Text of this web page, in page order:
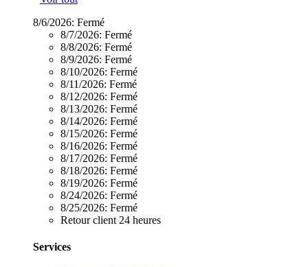
8/6/2026: Fermé
8/7/2026: Fermé
8/8/2026: Fermé
8/9/2026: Fermé
8/10/2026: Fermé
8/11/2026: Fermé
8/12/2026: Fermé
8/13/2026: Fermé
8/14/2026: Fermé
8/15/2026: Fermé
8/16/2026: Fermé
8/17/2026: Fermé
8/18/2026: Fermé
8/19/2026: Fermé
8/24/2026: Fermé
8/25/2026: Fermé
Retour client 24 heures
Services